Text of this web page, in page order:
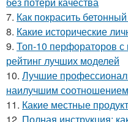
7. Как покрасить
8. Какие исторические
9. Топ-10 перфораторов с
рейтинг лучших моделей
10. Лучшие
наилучшим
11. Какие местные